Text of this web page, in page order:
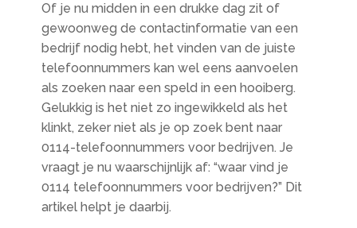
Of je nu midden in een drukke dag zit of
gewoonweg de contactinformatie van een
bedrijf nodig hebt, het vinden van de juiste
telefoonnummers kan wel eens aanvoelen
als zoeken naar een speld in een hooiberg.
Gelukkig is het niet zo ingewikkeld als het
klinkt, zeker niet als je op zoek bent naar
0114-telefoonnummers voor bedrijven. Je
vraagt je nu waarschijnlijk af: “waar vind je
0114 telefoonnummers voor bedrijven?” Dit
artikel helpt je daarbij.